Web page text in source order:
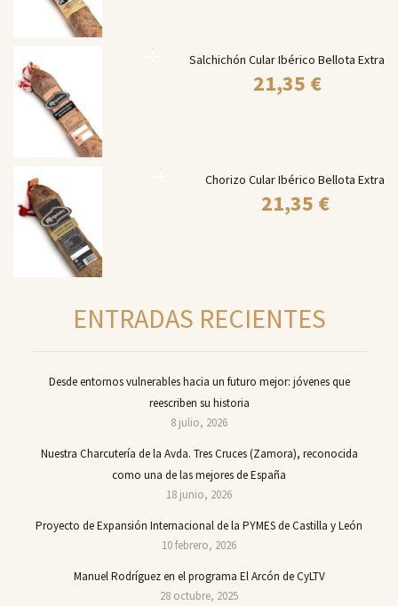
Salchichón Cular Ibérico Bellota Extra
21,35 €
Chorizo Cular Ibérico Bellota Extra
21,35 €
ENTRADAS RECIENTES
Desde entornos vulnerables hacia un futuro mejor: jóvenes que
reescriben su historia
8 julio, 2026
Nuestra Charcutería de la Avda. Tres Cruces (Zamora), reconocida
como una de las mejores de España
18 junio, 2026
Proyecto de Expansión Internacional de la PYMES de Castilla y León
10 febrero, 2026
Manuel Rodríguez en el programa El Arcón de CyLTV
28 octubre, 2025